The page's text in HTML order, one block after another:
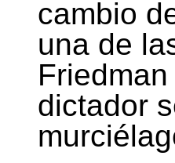
cambio
una de
dictador